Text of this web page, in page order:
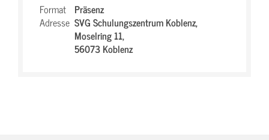
Format Präsenz
Adresse SVG Schulungszentrum Koblenz,
Moselring 11,
56073 Koblenz